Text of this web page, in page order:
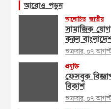
আরোও পড়ুন
আলোচিত জাতীয়
সামাজিক
করল
শুক্রবার, ০৭
প্রযুক্তি
ফেসবুক
বিকাশ
শুক্রবার, ০৭